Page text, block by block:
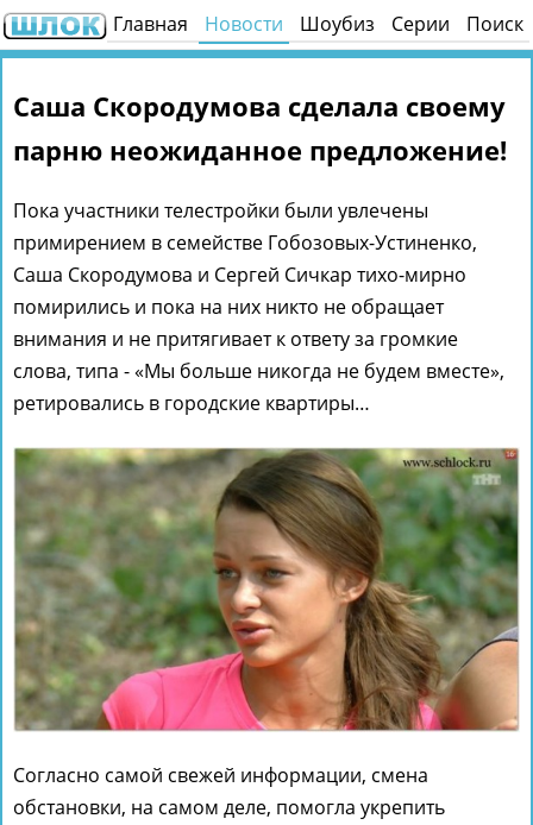
Главная Новости Шоубиз Серии Поиск
Саша Скородумова сделала своему
парню неожиданное предложение!
Пока участники телестройки были увлечены
примирением в семействе Гобозовых-Устиненко,
Саша Скородумова и Сергей Сичкар тихо-мирно
помирились и пока на них никто не обращает
внимания и не притягивает к ответу за громкие
слова, типа - «Мы больше никогда не будем вместе»,
ретировались в городские квартиры…
Согласно самой свежей информации, смена
обстановки, на самом деле, помогла укрепить